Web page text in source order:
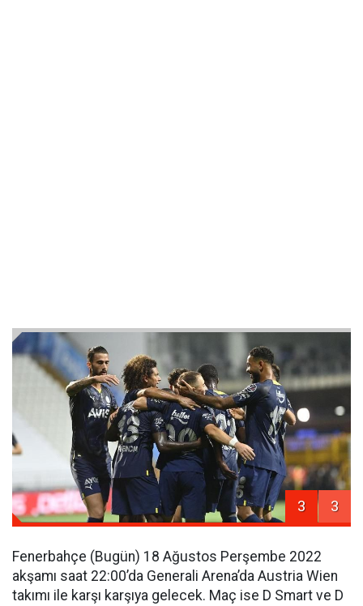
3 3
Fenerbahçe (Bugün) 18 Ağustos Perşembe 2022
akşamı saat 22:00’da Generali Arena’da Austria Wien
takımı ile karşı karşıya gelecek. Maç ise D Smart ve D